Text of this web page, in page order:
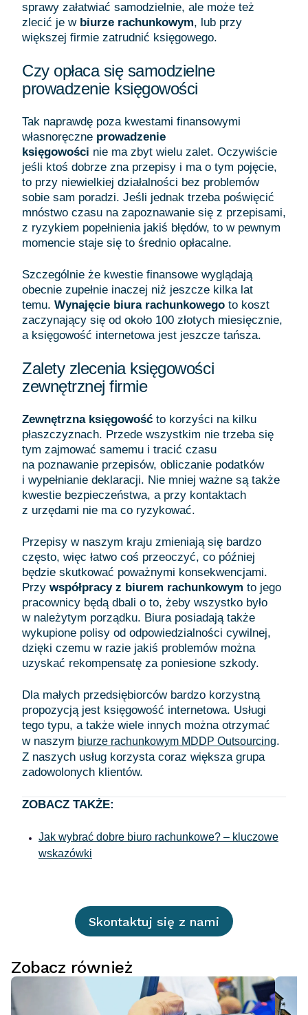
sprawy załatwiać samodzielnie, ale może też
zlecić je w biurze rachunkowym, lub przy
większej firmie zatrudnić księgowego.
Czy opłaca się samodzielne
prowadzenie księgowości
Tak naprawdę poza kwestami finansowymi
własnoręczne prowadzenie
księgowości nie ma zbyt wielu zalet. Oczywiście
jeśli ktoś dobrze zna przepisy i ma o tym pojęcie,
to przy niewielkiej działalności bez problemów
sobie sam poradzi. Jeśli jednak trzeba poświęcić
mnóstwo czasu na zapoznawanie się z przepisami,
z ryzykiem popełnienia jakiś błędów, to w pewnym
momencie staje się to średnio opłacalne.
Szczególnie że kwestie finansowe wyglądają
obecnie zupełnie inaczej niż jeszcze kilka lat
temu. Wynajęcie biura rachunkowego to koszt
zaczynający się od około 100 złotych miesięcznie,
a księgowość internetowa jest jeszcze tańsza.
Zalety zlecenia księgowości
zewnętrznej firmie
Zewnętrzna księgowość to korzyści na kilku
płaszczyznach. Przede wszystkim nie trzeba się
tym zajmować samemu i tracić czasu
na poznawanie przepisów, obliczanie podatków
i wypełnianie deklaracji. Nie mniej ważne są także
kwestie bezpieczeństwa, a przy kontaktach
z urzędami nie ma co ryzykować.
Przepisy w naszym kraju zmieniają się bardzo
często, więc łatwo coś przeoczyć, co później
będzie skutkować poważnymi konsekwencjami.
Przy współpracy z biurem rachunkowym to jego
pracownicy będą dbali o to, żeby wszystko było
w należytym porządku. Biura posiadają także
wykupione polisy od odpowiedzialności cywilnej,
dzięki czemu w razie jakiś problemów można
uzyskać rekompensatę za poniesione szkody.
Dla małych przedsiębiorców bardzo korzystną
propozycją jest księgowość internetowa. Usługi
tego typu, a także wiele innych można otrzymać
w naszym biurze rachunkowym MDDP Outsourcing.
Z naszych usług korzysta coraz większa grupa
zadowolonych klientów.
ZOBACZ TAKŻE:
Jak wybrać dobre biuro rachunkowe? – kluczowe
wskazówki
Skontaktuj się z nami
Zobacz również